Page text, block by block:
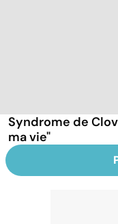
Syndrome de
ma vie"